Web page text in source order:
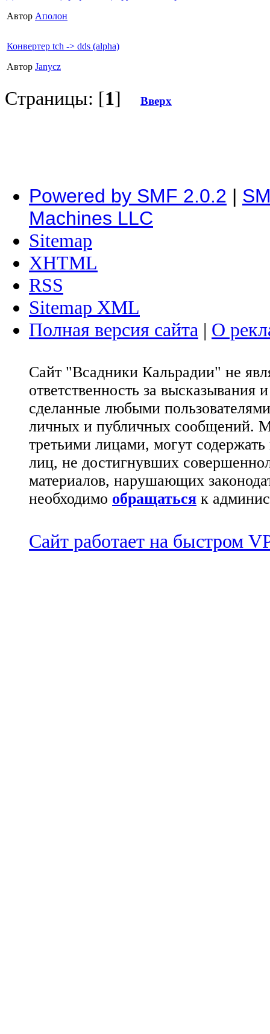
Автор Аполон
Конвертер tch -> dds (alpha)
Автор Janycz
Страницы: [1] Вверх
Powered by SMF 2.0.2 |
Machines LLC
Sitemap
XHTML
RSS
Sitemap XML
Полная версия сайта | О
Сайт "Всадники Кальрадии" не
ответственность за
сделанные любыми
личных и публичных сообщений.
третьими лицами, могут
лиц, не достигнувших
материалов, нарушающих
необходимо обращаться к
Сайт работает на быстром